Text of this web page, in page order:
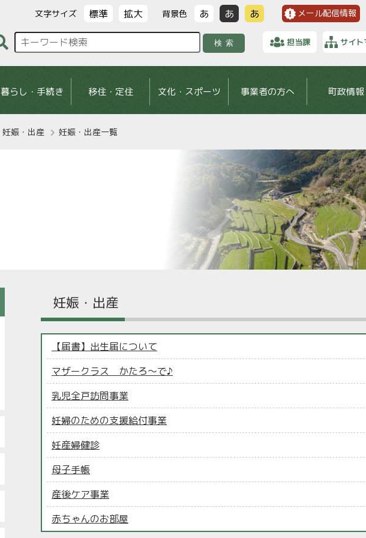
文字サイズ 標準 拡大 背景色 あ あ あ メール配信情報
検索 担当課 サイト
暮らし・手続き 移住・定住 文化・スポーツ 事業者の方へ 町政情報
妊娠・出産 妊娠・出産一覧
妊娠・出産
【届書】出生届について
マザークラス かたろ～で♪
乳児全戸訪問事業
妊婦のための支援給付事業
妊産婦健診
母子手帳
産後ケア事業
赤ちゃんのお部屋